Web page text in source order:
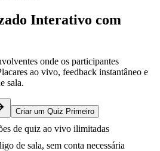
Interativo com
onde os participantes
ao vivo, feedback instantâneo e
sala.
Criar um Quiz Primeiro
de quiz ao vivo ilimitadas
de sala, sem conta necessária